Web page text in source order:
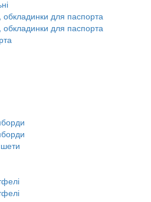
обкладинки для паспорта
обкладинки для паспорта